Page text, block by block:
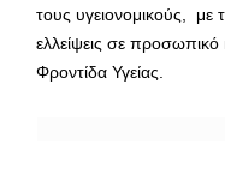
τους υγειονομικούς, με
ελλείψεις σε
Φροντίδα Υγείας.